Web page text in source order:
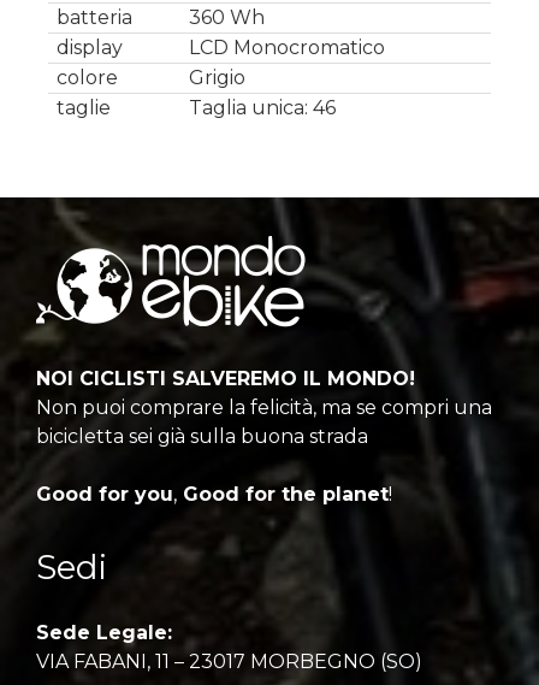
batteria
360 Wh
display
LCD Monocromatico
colore
Grigio
taglie
Taglia unica: 46
NOI CICLISTI SALVEREMO IL MONDO!
Non puoi comprare la felicità, ma se compri una
bicicletta sei già sulla buona strada
Good for you, Good for the planet!
Sedi
Sede Legale:
VIA FABANI, 11 – 23017 MORBEGNO (SO)